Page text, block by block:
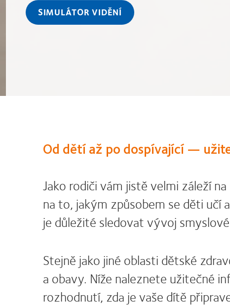
SIMULÁTOR VIDĚNÍ
Od dětí až po dospívající —
Jako rodiči vám jistě velmi záleží
na to, jakým způsobem se děti učí
je důležité sledovat vývoj
Stejně jako jiné oblasti dětské
a obavy. Níže naleznete užitečné
rozhodnutí, zda je vaše dítě